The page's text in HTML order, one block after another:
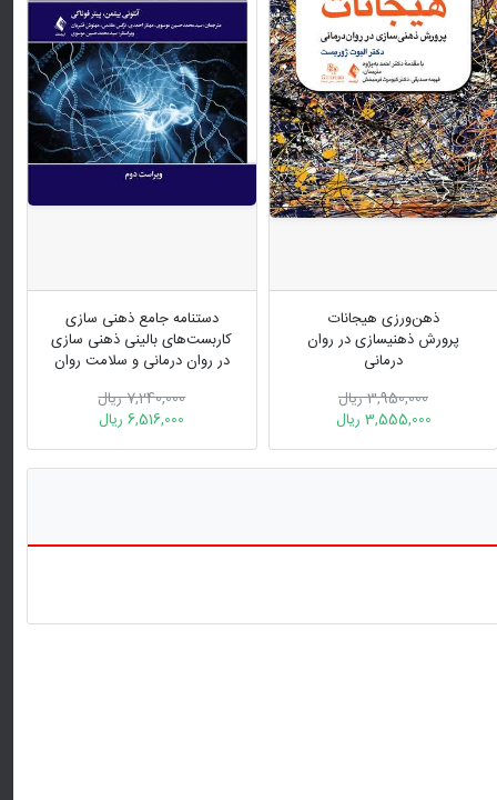
ذهن‌ورزی هیجانات
پرورش ذهنیسازی در روان
درمانی
3,950,000 ریال
3,555,000 ریال
دستنامه جامع ذهنی سازی
کاربست‌های بالینی ذهنی سازی
در روان درمانی و سلامت روان
7,240,000 ریال
6,516,000 ریال